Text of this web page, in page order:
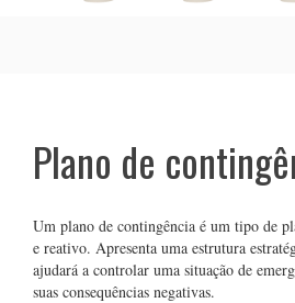
Plano de
Um plano de contingência é um tipo de
e reativo. Apresenta uma estrutura
ajudará a controlar uma situação de
suas consequências negativas.